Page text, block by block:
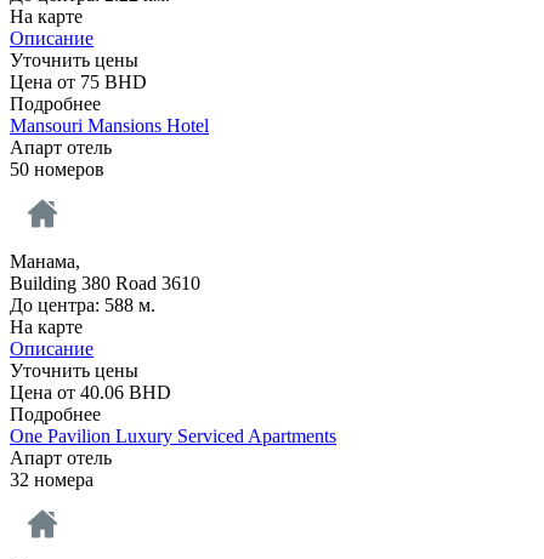
На карте
Описание
Уточнить цены
Цена от 75 BHD
Подробнее
Mansouri Mansions Hotel
Апарт отель
50 номеров
Манама,
Building 380 Road 3610
До центра: 588 м.
На карте
Описание
Уточнить цены
Цена от 40.06 BHD
Подробнее
One Pavilion Luxury Serviced Apartments
Апарт отель
32 номера